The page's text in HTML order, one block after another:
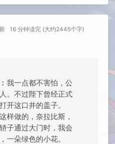
16 分钟读完 (大约2445个字)
我一点都不害怕，公
。不过陛下曾经正式
开这口井的盖子。
样做的，奈拉比斯，
子通过大门时，我会
一朵绿色的小花。